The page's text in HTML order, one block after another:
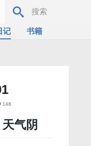
记
书籍
148
气阴